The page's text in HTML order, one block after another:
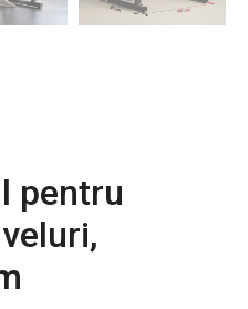
pentru